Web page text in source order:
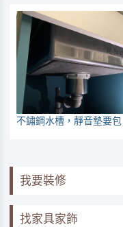
我要裝修
找家具家飾